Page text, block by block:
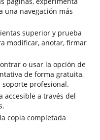
una navegación más
superior y prueba
modificar, anotar, firmar
o usar la opción de
de forma gratuita,
profesional.
accesible a través del
copia completada